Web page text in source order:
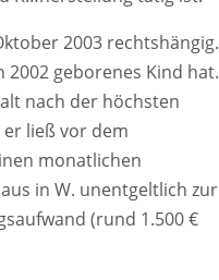
2003 rechtshängig.
geborenes Kind hat.
nach der höchsten
er ließ vor dem
monatlichen
in W. unentgeltlich zur
(rund 1.500 €